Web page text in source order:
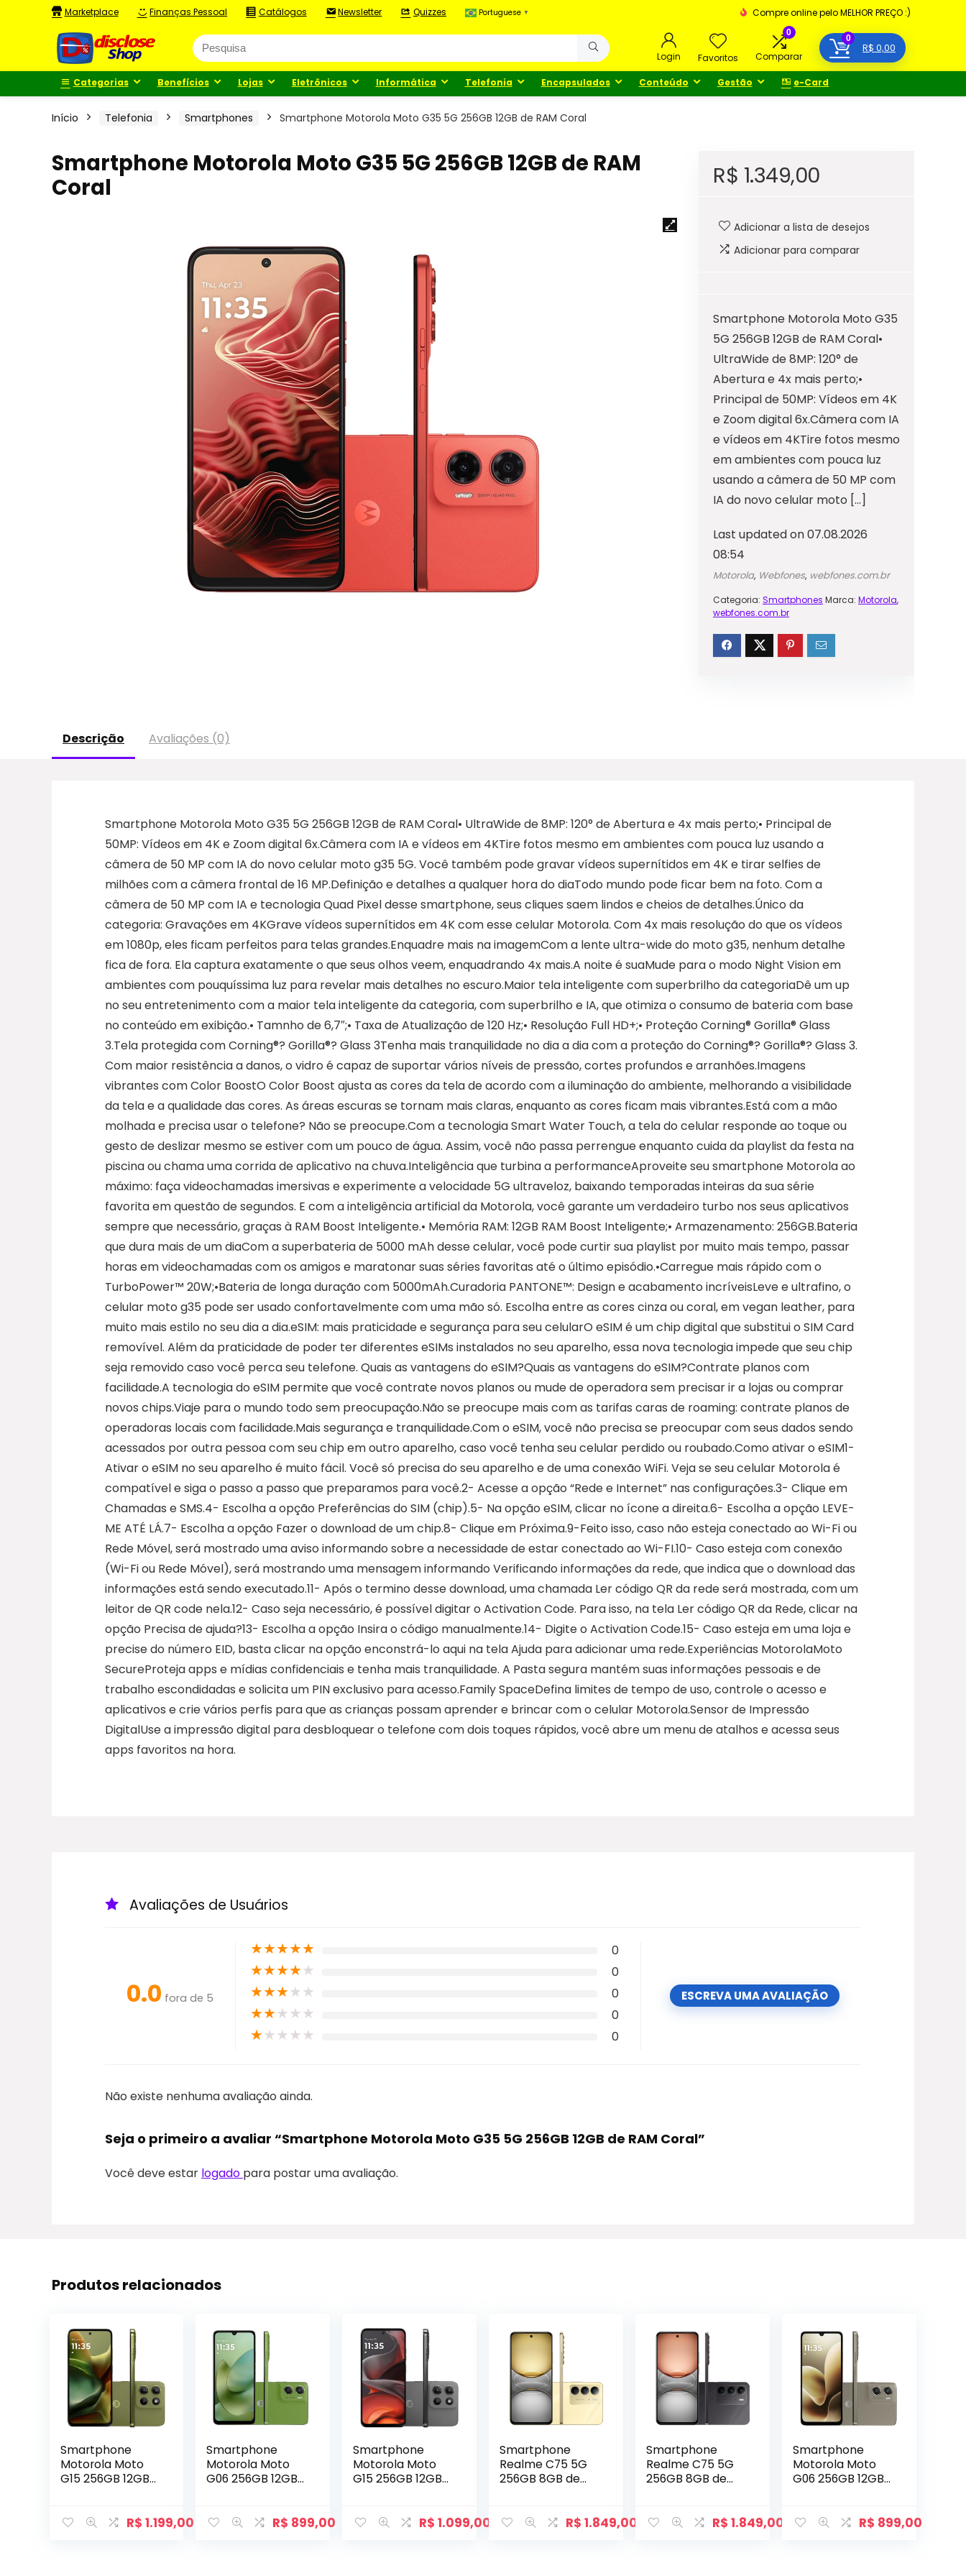
Marketplace Finanças Pessoal Catálogos Newsletter Quizzes Portuguese ▼ Compre online pelo MELHOR PREÇO :)
Login Favoritos
0
Comparar
0
R$ 0,00
Categorias Benefícios Lojas Eletrônicos Informática Telefonia Encapsulados Conteúdo Gestão e-Card
Início Telefonia Smartphones Smartphone Motorola Moto G35 5G 256GB 12GB de RAM Coral
Smartphone Motorola Moto G35 5G 256GB 12GB de RAM
Coral
R$ 1.349,00
Adicionar a lista de desejos
Adicionar para comparar
Smartphone Motorola Moto G35
5G 256GB 12GB de RAM Coral•
UltraWide de 8MP: 120° de
Abertura e 4x mais perto;•
Principal de 50MP: Vídeos em 4K
e Zoom digital 6x.Câmera com IA
e vídeos em 4KTire fotos mesmo
em ambientes com pouca luz
usando a câmera de 50 MP com
IA do novo celular moto […]
Last updated on 07.08.2026
08:54
Motorola, Webfones, webfones.com.br
Categoria: Smartphones Marca: Motorola,
webfones.com.br
Descrição Avaliações (0)
Smartphone Motorola Moto G35 5G 256GB 12GB de RAM Coral• UltraWide de 8MP: 120° de Abertura e 4x mais perto;• Principal de
50MP: Vídeos em 4K e Zoom digital 6x.Câmera com IA e vídeos em 4KTire fotos mesmo em ambientes com pouca luz usando a
câmera de 50 MP com IA do novo celular moto g35 5G. Você também pode gravar vídeos supernítidos em 4K e tirar selfies de
milhões com a câmera frontal de 16 MP.Definição e detalhes a qualquer hora do diaTodo mundo pode ficar bem na foto. Com a
câmera de 50 MP com IA e tecnologia Quad Pixel desse smartphone, seus cliques saem lindos e cheios de detalhes.Único da
categoria: Gravações em 4KGrave vídeos supernítidos em 4K com esse celular Motorola. Com 4x mais resolução do que os vídeos
em 1080p, eles ficam perfeitos para telas grandes.Enquadre mais na imagemCom a lente ultra-wide do moto g35, nenhum detalhe
fica de fora. Ela captura exatamente o que seus olhos veem, enquadrando 4x mais.A noite é suaMude para o modo Night Vision em
ambientes com pouquíssima luz para revelar mais detalhes no escuro.Maior tela inteligente com superbrilho da categoriaDê um up
no seu entretenimento com a maior tela inteligente da categoria, com superbrilho e IA, que otimiza o consumo de bateria com base
no conteúdo em exibição.• Tamnho de 6,7″;• Taxa de Atualização de 120 Hz;• Resolução Full HD+;• Proteção Corning® Gorilla® Glass
3.Tela protegida com Corning®? Gorilla®? Glass 3Tenha mais tranquilidade no dia a dia com a proteção do Corning®? Gorilla®? Glass 3.
Com maior resistência a danos, o vidro é capaz de suportar vários níveis de pressão, cortes profundos e arranhões.Imagens
vibrantes com Color BoostO Color Boost ajusta as cores da tela de acordo com a iluminação do ambiente, melhorando a visibilidade
da tela e a qualidade das cores. As áreas escuras se tornam mais claras, enquanto as cores ficam mais vibrantes.Está com a mão
molhada e precisa usar o telefone? Não se preocupe.Com a tecnologia Smart Water Touch, a tela do celular responde ao toque ou
gesto de deslizar mesmo se estiver com um pouco de água. Assim, você não passa perrengue enquanto cuida da playlist da festa na
piscina ou chama uma corrida de aplicativo na chuva.Inteligência que turbina a performanceAproveite seu smartphone Motorola ao
máximo: faça videochamadas imersivas e experimente a velocidade 5G ultraveloz, baixando temporadas inteiras da sua série
favorita em questão de segundos. E com a inteligência artificial da Motorola, você garante um verdadeiro turbo nos seus aplicativos
sempre que necessário, graças à RAM Boost Inteligente.• Memória RAM: 12GB RAM Boost Inteligente;• Armazenamento: 256GB.Bateria
que dura mais de um diaCom a superbateria de 5000 mAh desse celular, você pode curtir sua playlist por muito mais tempo, passar
horas em videochamadas com os amigos e maratonar suas séries favoritas até o último episódio.•Carregue mais rápido com o
TurboPower™ 20W;•Bateria de longa duração com 5000mAh.Curadoria PANTONE™: Design e acabamento incríveisLeve e ultrafino, o
celular moto g35 pode ser usado confortavelmente com uma mão só. Escolha entre as cores cinza ou coral, em vegan leather, para
muito mais estilo no seu dia a dia.eSIM: mais praticidade e segurança para seu celularO eSIM é um chip digital que substitui o SIM Card
removível. Além da praticidade de poder ter diferentes eSIMs instalados no seu aparelho, essa nova tecnologia impede que seu chip
seja removido caso você perca seu telefone. Quais as vantagens do eSIM?Quais as vantagens do eSIM?Contrate planos com
facilidade.A tecnologia do eSIM permite que você contrate novos planos ou mude de operadora sem precisar ir a lojas ou comprar
novos chips.Viaje para o mundo todo sem preocupação.Não se preocupe mais com as tarifas caras de roaming: contrate planos de
operadoras locais com facilidade.Mais segurança e tranquilidade.Com o eSIM, você não precisa se preocupar com seus dados sendo
acessados por outra pessoa com seu chip em outro aparelho, caso você tenha seu celular perdido ou roubado.Como ativar o eSIM1-
Ativar o eSIM no seu aparelho é muito fácil. Você só precisa do seu aparelho e de uma conexão WiFi. Veja se seu celular Motorola é
compatível e siga o passo a passo que preparamos para você.2- Acesse a opção “Rede e Internet” nas configurações.3- Clique em
Chamadas e SMS.4- Escolha a opção Preferências do SIM (chip).5- Na opção eSIM, clicar no ícone a direita.6- Escolha a opção LEVE-
ME ATÉ LÁ.7- Escolha a opção Fazer o download de um chip.8- Clique em Próxima.9-Feito isso, caso não esteja conectado ao Wi-Fi ou
Rede Móvel, será mostrado uma aviso informando sobre a necessidade de estar conectado ao Wi-FI.10- Caso esteja com conexão
(Wi-Fi ou Rede Móvel), será mostrando uma mensagem informando Verificando informações da rede, que indica que o download das
informações está sendo executado.11- Após o termino desse download, uma chamada Ler código QR da rede será mostrada, com um
leitor de QR code nela.12- Caso seja necessário, é possível digitar o Activation Code. Para isso, na tela Ler código QR da Rede, clicar na
opção Precisa de ajuda?13- Escolha a opção Insira o código manualmente.14- Digite o Activation Code.15- Caso esteja em uma loja e
precise do número EID, basta clicar na opção enconstrá-lo aqui na tela Ajuda para adicionar uma rede.Experiências MotorolaMoto
SecureProteja apps e mídias confidenciais e tenha mais tranquilidade. A Pasta segura mantém suas informações pessoais e de
trabalho escondidadas e solicita um PIN exclusivo para acesso.Family SpaceDefina limites de tempo de uso, controle o acesso e
aplicativos e crie vários perfis para que as crianças possam aprender e brincar com o celular Motorola.Sensor de Impressão
DigitalUse a impressão digital para desbloquear o telefone com dois toques rápidos, você abre um menu de atalhos e acessa seus
apps favoritos na hora.
Avaliações de Usuários
0.0 fora de 5
★★★★★ 0
★★★★★ 0
★★★★★ 0
★★★★★ 0
★★★★★ 0
ESCREVA UMA AVALIAÇÃO
Não existe nenhuma avaliação ainda.
Seja o primeiro a avaliar “Smartphone Motorola Moto G35 5G 256GB 12GB de RAM Coral”
Você deve estar logado para postar uma avaliação.
Produtos relacionados
Smartphone
Motorola Moto
G15 256GB 12GB
R$ 1.199,00
Smartphone
Motorola Moto
G06 256GB 12GB
R$ 899,00
Smartphone
Motorola Moto
G15 256GB 12GB
R$ 1.099,00
Smartphone
Realme C75 5G
256GB 8GB de
R$ 1.849,00
Smartphone
Realme C75 5G
256GB 8GB de
R$ 1.849,00
Smartphone
Motorola Moto
G06 256GB 12GB
R$ 899,00